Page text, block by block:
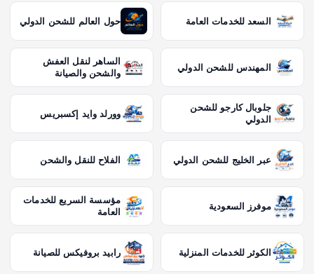
السعد للخدمات العامة حول العالم للشحن الدولي
المهندس للشحن الدولي
الساهر لنقل العفش
والشحن والصيانة
جلوبال كارجو للشحن
الدولي
وورلد وايد إكسبريس
عبر الخليج للشحن الدولي الفلاح للنقل والشحن
موفرز السعودية
مؤسسة السريع للخدمات
العامة
الكوثر للخدمات المنزلية رابيد بروفيكس للصيانة